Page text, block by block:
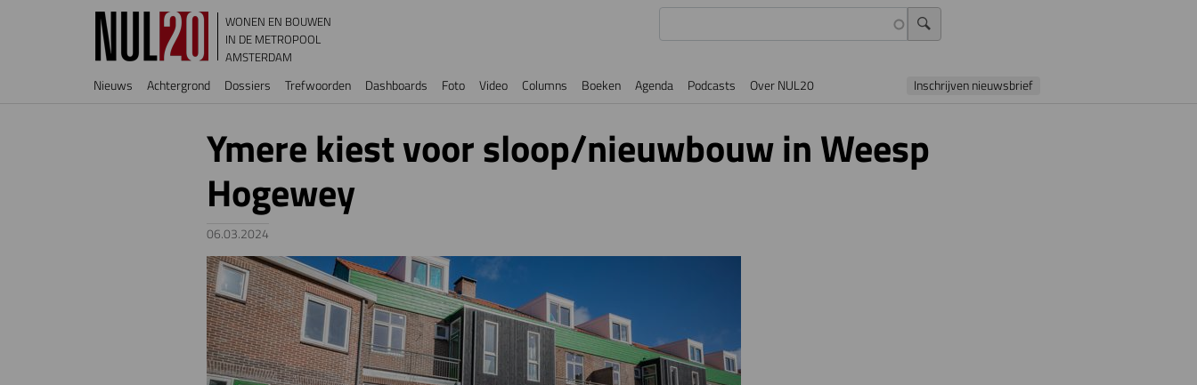
Overslaan en naar de inhoud gaan
WONEN EN BOUWEN
IN DE METROPOOL
AMSTERDAM
Hoofdnavigatie
Nieuws Achtergrond Dossiers Trefwoorden Dashboards Foto Video Columns Boeken Agenda Podcasts Over NUL20 Inschrijven nieuwsbrief
Ymere kiest voor sloop/nieuwbouw in Weesp
Hogewey
06.03.2024
Image